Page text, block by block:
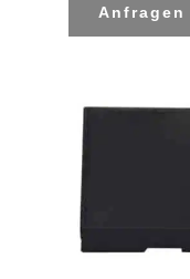
Anfragen